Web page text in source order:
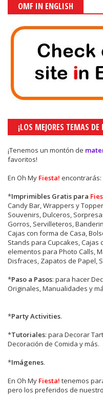
OMF IN ENGLISH
¡LOS MEJORES TEMAS DE
¡Tenemos un montón de
favoritos!
En Oh My Fiesta! encontrarás:
*Imprimibles Gratis para
Candy Bar, Wrappers y
Souvenirs, Dulceros,
Gorros, Servilleteros,
Cajas con forma de Casa,
Stands para Cupcakes,
elementos para Photo Calls,
Disfraces, Zapatos de Papel,
*Paso a Pasos: para hacer
Originales, Manualidades y
*Party Activities.
*Tutoriales: para Decorar
Decoración de Comida y más.
*Imágenes.
En Oh My Fiesta! tenemos
pero los preferidos de